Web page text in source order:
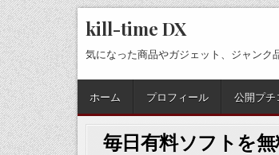
Skip
to
content
kill-time DX
気になった商品やガジェット、ジャンク
ホーム プロフィール 公開プチ
毎日有料ソフトを